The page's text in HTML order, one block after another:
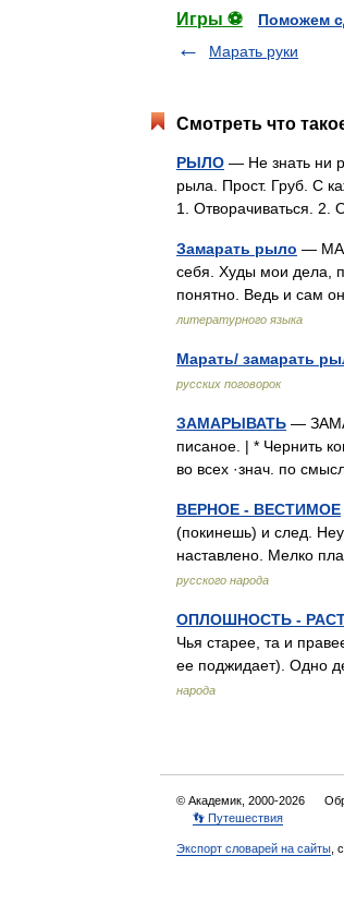
Игры ⚽
Поможем
Марать руки
Смотреть что
РЫЛО — Не знать ни
рыла. Прост. Груб. С
1. Отворачиваться.
Замарать рыло —
себя. Худы мои дела,
понятно. Ведь и сам
литературного языка
Марать/ замарать
русских поговорок
ЗАМАРЫВАТЬ —
писаное. | * Чернить
во всех ·знач. по
ВЕРНОЕ - ВЕСТИМОЕ
(покинешь) и след.
наставлено. Мелко
русского народа
ОПЛОШНОСТЬ -
Чья старее, та и
ее поджидает). Одно
народа
© Академик, 2000-2026
👣 Путешествия
Экспорт словарей на сайты ,